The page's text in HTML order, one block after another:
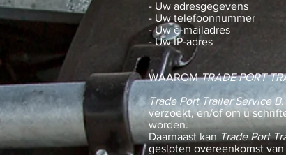
- Uw adresgegevens
- Uw telefoonnummer
- Uw e-mailadres
- Uw IP-adres
WAAROMTRADE PORT
Trade Port Trailer Service
verzoekt, en/of om u
worden.
Daarnaast kanTrade Port
gesloten overeenkomst